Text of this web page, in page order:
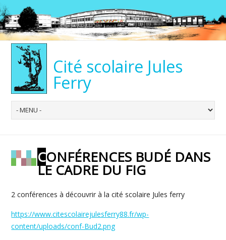
Cité scolaire Jules
Ferry
CONFÉRENCES BUDÉ DANS
LE CADRE DU FIG
2 conférences à découvrir à la cité scolaire Jules ferry
https://www.citescolairejulesferry88.fr/wp-
content/uploads/conf-Bud2.png